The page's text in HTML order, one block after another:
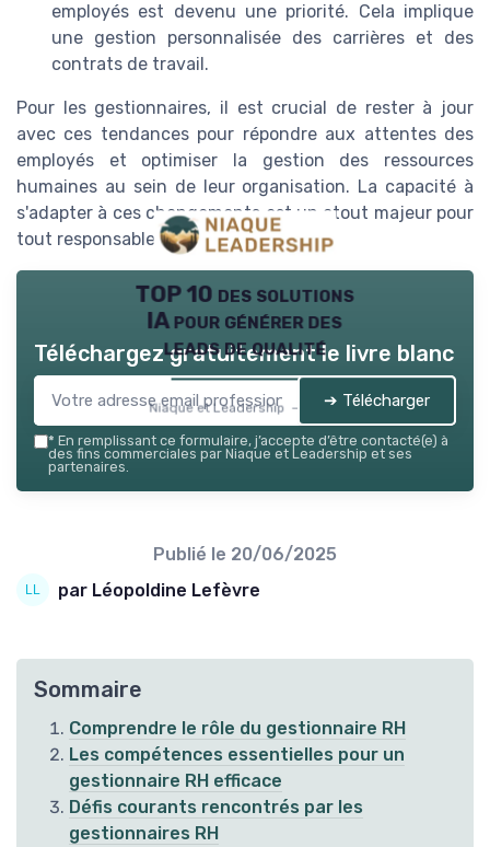
employés est devenu une priorité. Cela implique
une gestion personnalisée des carrières et des
contrats de travail.
Pour les gestionnaires, il est crucial de rester à jour
avec ces tendances pour répondre aux attentes des
employés et optimiser la gestion des ressources
humaines au sein de leur organisation. La capacité à
s'adapter à ces changements est un atout majeur pour
tout responsable ressources.
TOP 10 des solutions
IA pour générer des
leads de qualité
Niaque et Leadership — 2026
Téléchargez gratuitement le livre blanc
➔ Télécharger
* En remplissant ce formulaire, j’accepte d’être contacté(e) à
des fins commerciales par Niaque et Leadership et ses
partenaires.
Publié le 20/06/2025
par Léopoldine Lefèvre
Sommaire
Comprendre le rôle du gestionnaire RH
Les compétences essentielles pour un
gestionnaire RH efficace
Défis courants rencontrés par les
gestionnaires RH